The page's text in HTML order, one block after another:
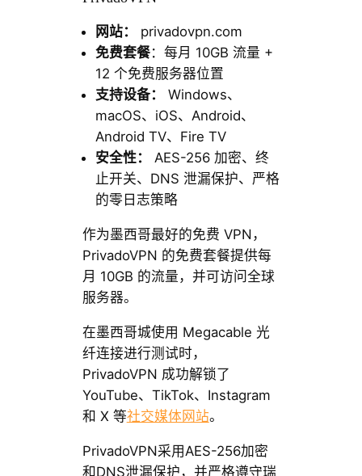
网站：
privadovpn.com
免费套餐：每月 10GB 流量 +
12 个免费服务器位置
支持设备：
Windows、
macOS、iOS、Android、
Android TV、Fire TV
安全性：
AES-256 加密、终
止开关、DNS 泄漏保护、严格
的零日志策略
作为墨西哥最好的免费 VPN，
PrivadoVPN 的免费套餐提供每
月 10GB 的流量，并可访问全球
服务器。
在墨西哥城使用 Megacable 光
纤连接进行测试时，
PrivadoVPN 成功解锁了
YouTube、TikTok、Instagram
和 X 等社交媒体网站。
PrivadoVPN采用AES-256加密
和DNS泄漏保护，并严格遵守瑞